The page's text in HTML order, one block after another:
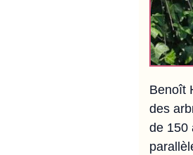
Benoît
des
de 150